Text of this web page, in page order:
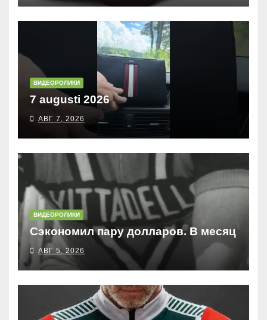
ВИДЕОРОЛИКИ
7 augusti 2026
АВГ 7, 2026
ВИДЕОРОЛИКИ
Сэкономил пару долларов. В месяц
АВГ 5, 2026